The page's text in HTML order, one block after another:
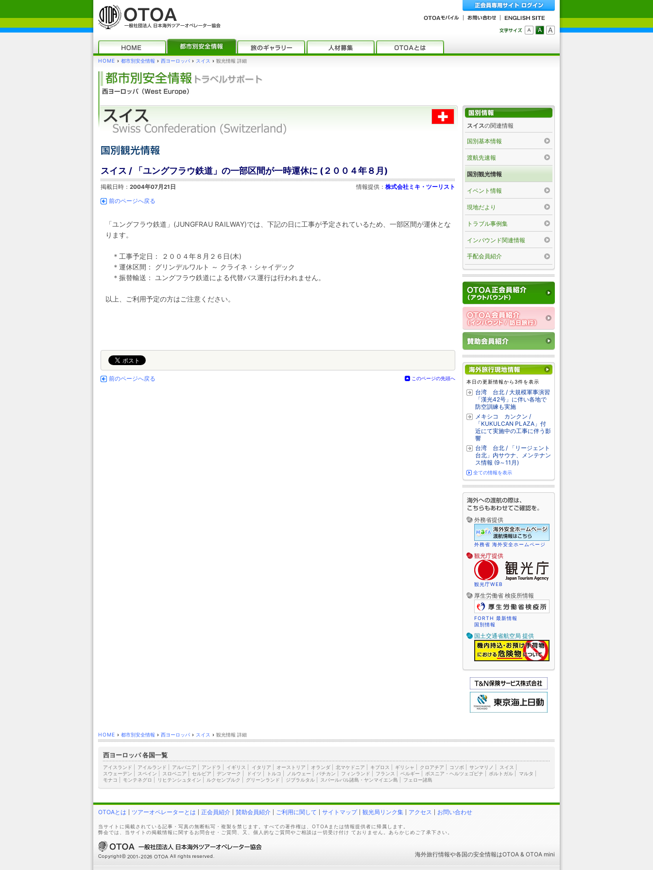
HOME › 都市別安全情報 › 西ヨーロッパ › スイス › 観光情報 詳細
スイス / 「ユングフラウ鉄道」の一部区間が一時運休に (２００４年８月)
掲載日時： 2004年07月21日 情報提供： 株式会社ミキ・ツーリスト
前のページへ戻る
「ユングフラウ鉄道」(JUNGFRAU RAILWAY)では、下記の日に工事が予定されているため、一部区間が運休とな
ります。
＊工事予定日： ２００４年８月２６日(木)
＊運休区間： グリンデルワルト ～ クライネ・シャイデック
＊振替輸送： ユングフラウ鉄道による代替バス運行は行われません。
以上、ご利用予定の方はご注意ください。
前のページへ戻る このページの先頭へ
スイスの関連情報
国別基本情報
渡航先速報
国別観光情報
イベント情報
現地だより
トラブル事例集
インバウンド関連情報
手配会員紹介
本日の更新情報から3件を表示
台湾 台北 / 大規模軍事演習
「漢光42号」に伴い各地で
防空訓練も実施
メキシコ カンクン /
「KUKULCAN PLAZA」付
近にて実施中の工事に伴う影
響
台湾 台北 / 「リージェント
台北」内サウナ、メンテナン
ス情報 (9～11月)
全ての情報を表示
外務省提供
外務省 海外安全ホームページ
観光庁提供
観光庁WEB
厚生労働省 検疫所情報
FORTH 最新情報
国別情報
国土交通省航空局 提供
HOME › 都市別安全情報 › 西ヨーロッパ › スイス › 観光情報 詳細
西ヨーロッパ 各国一覧
アイスランド アイルランド アルバニア アンドラ イギリス イタリア オーストリア オランダ| 北マケドニア キプロス ギリシャ クロアチア コソボ サンマリノ スイス
スウェーデン
スペイン スロベニア セルビア デンマーク ドイツ トルコ ノルウェー バチカン フィンランド フランス ベルギー ボスニア・ヘルツェゴビナ ポルトガル マルタ
モナコ
モンテネグロ リヒテンシュタイン ルクセンブルク グリーンランド ジブラルタル| スバールバル諸島・ヤンマイエン島 フェロー諸島
OTOAとは ツアーオペレーターとは 正会員紹介 賛助会員紹介 ご利用に関して サイトマップ 観光局リンク集 アクセス お問い合わせ
当サイトに掲載されている記事・写真の無断転写・複製を禁じます。すべての著作権は、OTOAまたは情報提供者に帰属します。
弊会では、当サイトの掲載情報に関するお問合せ・ご質問、又、個人的なご質問やご相談は一切受け付け ておりません。あらかじめご了承下さい。
海外旅行情報や各国の安全情報はOTOA & OTOA mini